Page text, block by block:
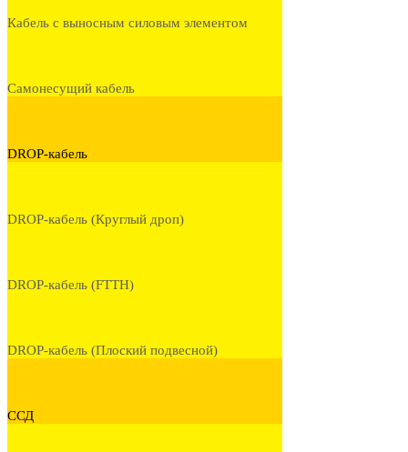
Кабель с выносным силовым элементом
Самонесущий кабель
DROP-кабель
DROP-кабель (Круглый дроп)
DROP-кабель (FTTH)
DROP-кабель (Плоский подвесной)
ССД